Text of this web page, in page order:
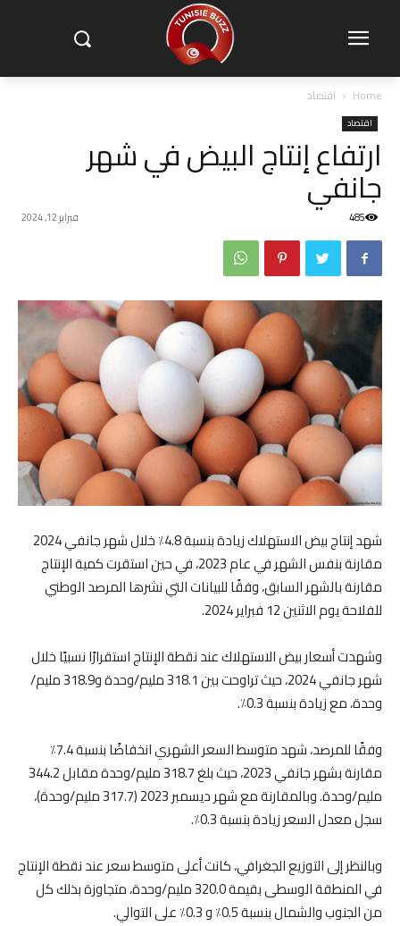
Home اقتصاد
اقتصاد
ارتفاع إنتاج البيض في شهر
جانفي
فبراير 12, 2024 485
شهد إنتاج بيض الاستهلاك زيادة بنسبة 4.8٪ خلال شهر جانفي 2024
مقارنة بنفس الشهر في عام 2023، في حين استقرت كمية الإنتاج
مقارنة بالشهر السابق، وفقًا للبيانات التي نشرها المرصد الوطني
للفلاحة يوم الاثنين 12 فبراير 2024.
وشهدت أسعار بيض الاستهلاك عند نقطة الإنتاج استقرارًا نسبيًا خلال
شهر جانفي 2024، حيث تراوحت بين 318.1 مليم/وحدة و318.9 مليم/
وحدة، مع زيادة بنسبة 0.3٪.
وفقًا للمرصد، شهد متوسط السعر الشهري انخفاضًا بنسبة 7.4٪
مقارنة بشهر جانفي 2023، حيث بلغ 318.7 مليم/وحدة مقابل 344.2
مليم/وحدة. وبالمقارنة مع شهر ديسمبر 2023 (317.7 مليم/وحدة)،
سجل معدل السعر زيادة بنسبة 0.3٪.
وبالنظر إلى التوزيع الجغرافي، كانت أعلى متوسط سعر عند نقطة الإنتاج
في المنطقة الوسطى بقيمة 320.0 مليم/وحدة، متجاوزة بذلك كل
من الجنوب والشمال بنسبة 0.5٪ و 0.3٪ على التوالي.